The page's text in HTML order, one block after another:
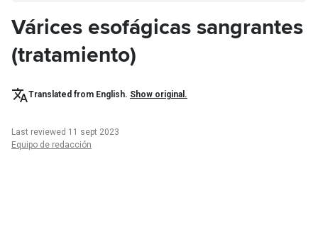
Várices esofágicas sangrantes
(tratamiento)
Translated from English. Show original.
Last reviewed 11 sept 2023
Equipo de redacción